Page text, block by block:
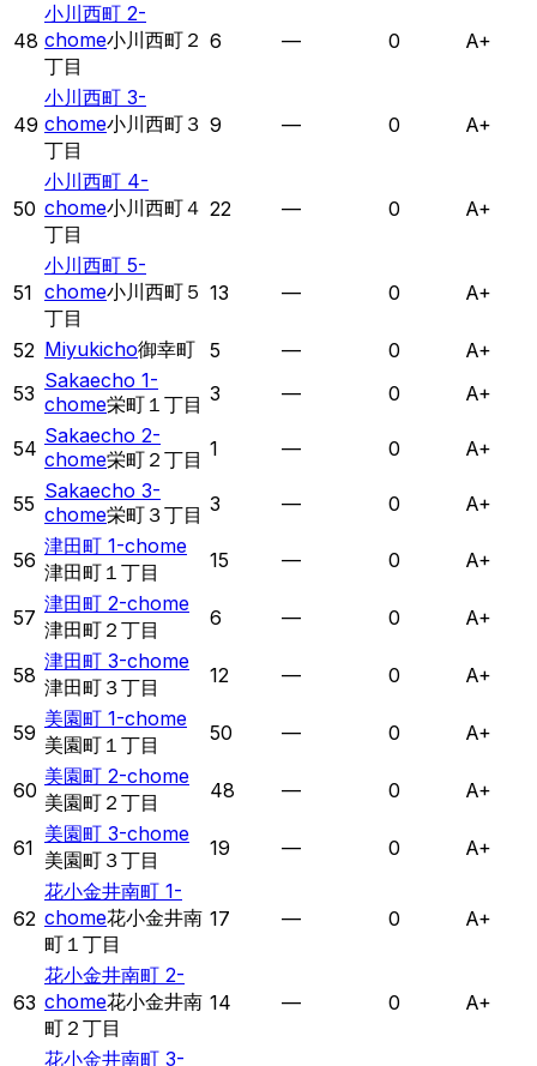
48
小川西町 2-
chome小川西町２
丁目
6 — 0 A+
49
小川西町 3-
chome小川西町３
丁目
9 — 0 A+
50
小川西町 4-
chome小川西町４
丁目
22 — 0 A+
51
小川西町 5-
chome小川西町５
丁目
13 — 0 A+
52 Miyukicho御幸町 5 — 0
A+
53
Sakaecho 1-
chome栄町１丁目 3 — 0 A+
54
Sakaecho 2-
chome栄町２丁目 1 — 0 A+
55
Sakaecho 3-
chome栄町３丁目 3 — 0 A+
56
津田町 1-chome
津田町１丁目
15 — 0 A+
57
津田町 2-chome
津田町２丁目
6 — 0 A+
58
津田町 3-chome
津田町３丁目
12 — 0 A+
59
美園町 1-chome
美園町１丁目
50 — 0 A+
60
美園町 2-chome
美園町２丁目
48 — 0 A+
61
美園町 3-chome
美園町３丁目
19 — 0 A+
62
花小金井南町 1-
chome花小金井南
町１丁目
17 — 0 A+
63
花小金井南町 2-
chome花小金井南
町２丁目
14 — 0 A+
花小金井南町 3-